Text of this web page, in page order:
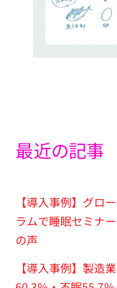
最近の記事
【導入事例】グロ
ラムで睡眠セミナ
の声
【導入事例】製造